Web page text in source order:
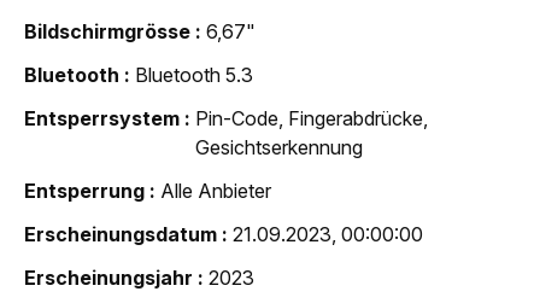
Bildschirmgrösse
6,67"
Bluetooth
Bluetooth 5.3
Entsperrsystem
Pin-Code, Fingerabdrücke,
Gesichtserkennung
Entsperrung
Alle Anbieter
Erscheinungsdatum
21.09.2023, 00:00:00
Erscheinungsjahr
2023